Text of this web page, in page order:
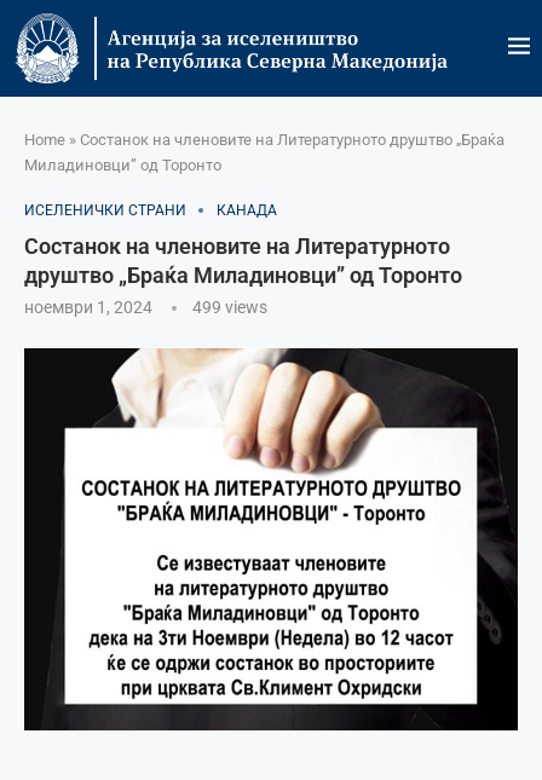
Home » Состанок на членовите на Литературното друштво „Браќа
Миладиновци” од Торонто
ИСЕЛЕНИЧКИ СТРАНИ КАНАДА
Состанок на членовите на Литературното
друштво „Браќа Миладиновци” од Торонто
ноември 1, 2024 499 views